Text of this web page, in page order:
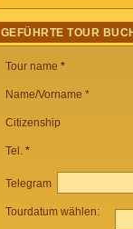
GEFÜHRTE TOUR
Tour name *
Name/Vorname *
Citizenship
Tel. *
Telegram
Tourdatum wählen: